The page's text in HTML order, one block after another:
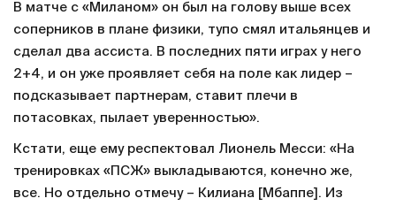
В матче с «Миланом» он был на голову выше всех
соперников в плане физики, тупо смял итальянцев и
сделал два ассиста. В последних пяти играх у него
2+4, и он уже проявляет себя на поле как лидер –
подсказывает партнерам, ставит плечи в
потасовках, пылает уверенностью».
Кстати, еще ему респектовал Лионель Месси: «На
тренировках «ПСЖ» выкладываются, конечно же,
все. Но отдельно отмечу – Килиана [Мбаппе]. Из